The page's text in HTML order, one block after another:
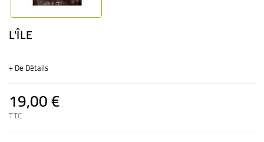
L'ÎLE
+ De Détails
19,00 €
TTC